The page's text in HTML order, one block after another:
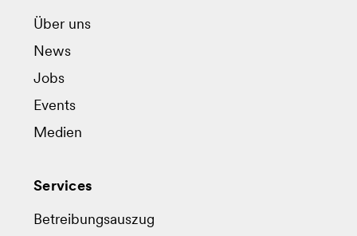
Über uns
News
Jobs
Events
Medien
Services
Betreibungsauszug